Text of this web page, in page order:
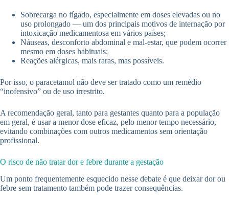
Sobrecarga no fígado, especialmente em doses elevadas ou no
uso prolongado — um dos principais motivos de internação por
intoxicação medicamentosa em vários países;
Náuseas, desconforto abdominal e mal-estar, que podem ocorrer
mesmo em doses habituais;
Reações alérgicas, mais raras, mas possíveis.
Por isso, o paracetamol não deve ser tratado como um remédio
“inofensivo” ou de uso irrestrito.
A recomendação geral, tanto para gestantes quanto para a população
em geral, é usar a menor dose eficaz, pelo menor tempo necessário,
evitando combinações com outros medicamentos sem orientação
profissional.
O risco de não tratar dor e febre durante a gestação
Um ponto frequentemente esquecido nesse debate é que deixar dor ou
febre sem tratamento também pode trazer consequências.